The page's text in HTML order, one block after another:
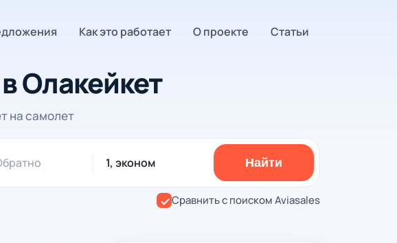
Как это работает О проекте Статьи
Олакейкет
на самолет
1, эконом Найти
Сравнить с поиском Aviasales